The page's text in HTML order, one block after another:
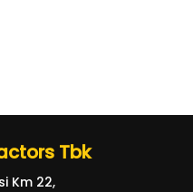
Tbk
Km 22,